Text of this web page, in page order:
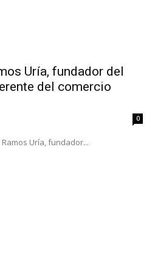
Uría, fundador del
del comercio
0
Uría, fundador...